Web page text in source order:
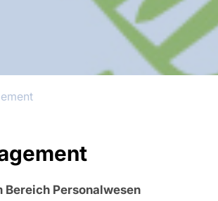
Personalwesen